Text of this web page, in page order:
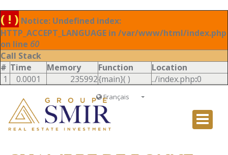
( ! ) Notice: Undefined index:
HTTP_ACCEPT_LANGUAGE in /var/www/html/index.php
on line 60
Call Stack
# Time Memory Function
Location
1
0.0001 235992{main}( ) ../index.php:0
Français